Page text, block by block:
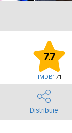
7.7
IMDB: 7.1
Distribuie